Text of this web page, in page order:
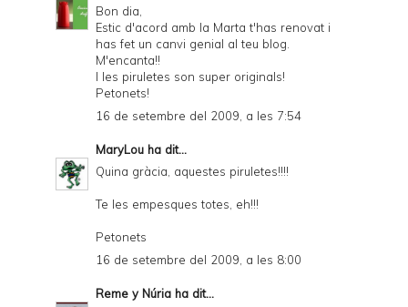
Bon dia,
Estic d'acord amb la Marta t'has renovat i
has fet un canvi genial al teu blog.
M'encanta!!
I les piruletes son super originals!
Petonets!
16 de setembre del 2009, a les 7:54
MaryLou ha dit...
Quina gràcia, aquestes piruletes!!!!
Te les empesques totes, eh!!!
Petonets
16 de setembre del 2009, a les 8:00
Reme y Núria ha dit...